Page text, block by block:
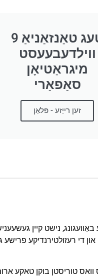
9 טעג טאַנזאַניאַ
ווילדעבעעסט
מיגראַטיאָן
סאַפאַרי
זען רייַזע - פּלאַן
נישט קיין
די רעזולטירנדיקע פרישע
טוריסטן בוקן טאקע